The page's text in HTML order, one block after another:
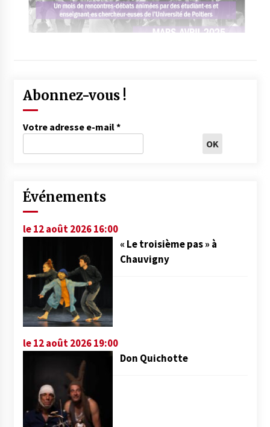
Abonnez-vous !
Votre adresse e-mail*
Événements
le 12 août 2026 16:00
« Le troisième pas » à
Chauvigny
le 12 août 2026 19:00
Don Quichotte